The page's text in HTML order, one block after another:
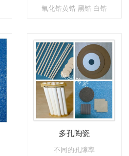
氧化锆黄锆 黑锆 白锆
多孔陶瓷
不同的孔隙率